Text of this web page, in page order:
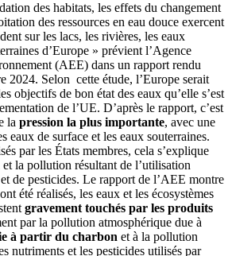
des habitats, les effets du changement
des ressources en eau douce exercent
sur les lacs, les rivières, les eaux
d’Europe » prévient l’Agence
(AEE) dans un rapport rendu
2024. Selon cette étude, l’Europe serait
objectifs de bon état des eaux qu’elle s’est
de l’UE. D’après le rapport, c’est
la pression la plus importante, avec une
eaux de surface et les eaux souterraines.
par les États membres, cela s’explique
et la pollution résultant de l’utilisation
de pesticides. Le rapport de l’AEE montre
été réalisés, les eaux et les écosystèmes
gravement touchés par les produits
par la pollution atmosphérique due à
à partir du charbon et à la pollution
nutriments et les pesticides utilisés par